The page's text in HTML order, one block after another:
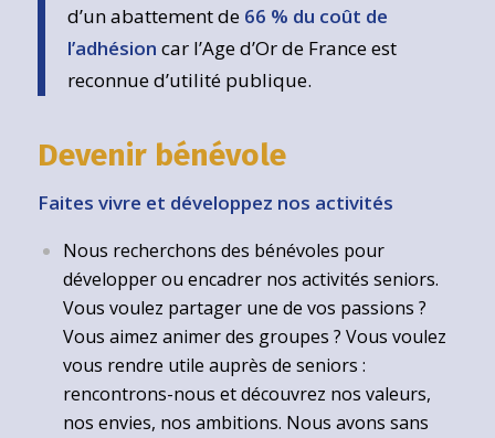
d’un abattement de 66 % du coût de
l’adhésion car l’Age d’Or de France est
reconnue d’utilité publique.
Devenir bénévole
Faites vivre et développez nos activités
Nous recherchons des bénévoles pour
développer ou encadrer nos activités seniors.
Vous voulez partager une de vos passions ?
Vous aimez animer des groupes ? Vous voulez
vous rendre utile auprès de seniors :
rencontrons-nous et découvrez nos valeurs,
nos envies, nos ambitions. Nous avons sans